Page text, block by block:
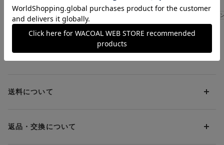
猛暑対策応援キャンペーン
猛暑対策応援キャ
お支払い方法は下記よりお選びいただけます。
代金引換
PayPay
送料について
（税込）（全国一律）をご負担いただきます。
返品・交換について